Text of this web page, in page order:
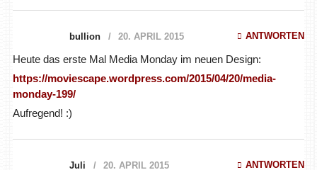
bullion 20. APRIL 2015 ANTWORTEN
Heute das erste Mal Media Monday im neuen Design:
https://moviescape.wordpress.com/2015/04/20/media-
monday-199/
Aufregend! :)
Juli 20. APRIL 2015 ANTWORTEN